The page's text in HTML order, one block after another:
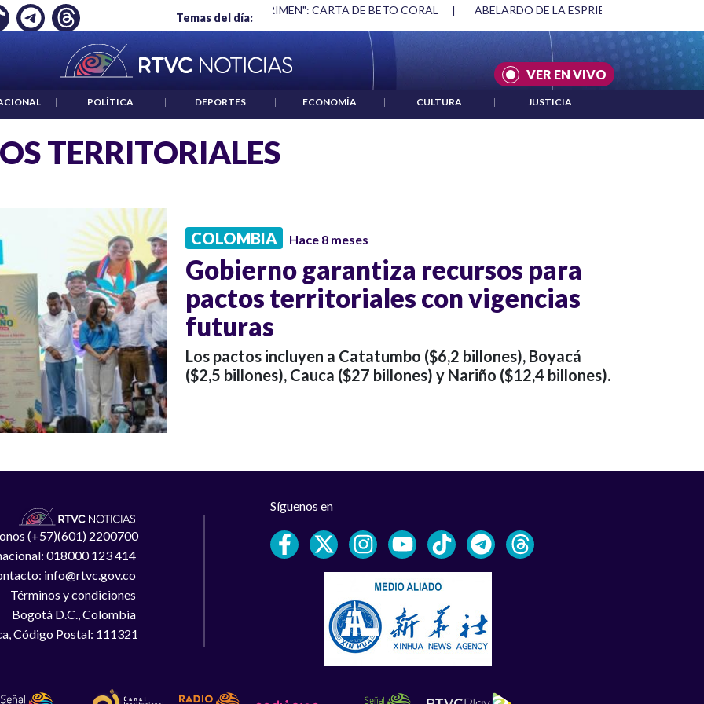
Temas del día:
EMPLEO: JP MORGAN "HABLAR NO ES UN CRIMEN": CARTA DE BETO CORAL | ABELARDO DE LA ESPRIELLA Y DMG
VER EN VIVO
| POLÍTICA | DEPORTES | ECONOMÍA | CULTURA | JUSTICIA
TERRITORIALES
COLOMBIA Hace 8 meses
Gobierno garantiza recursos para
pactos territoriales con vigencias
futuras
Los pactos incluyen a Catatumbo ($6,2 billones), Boyacá
($2,5 billones), Cauca ($27 billones) y Nariño ($12,4 billones).
(+57)(601) 2200700
018000 123 414
info@rtvc.gov.co
Términos y condiciones
Bogotá D.C., Colombia
Código Postal: 111321
Síguenos en